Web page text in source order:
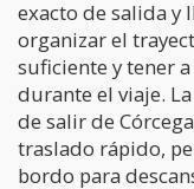
exacto de salida y
organizar el
suficiente y tener
durante el viaje.
de salir de
traslado rápido,
bordo para